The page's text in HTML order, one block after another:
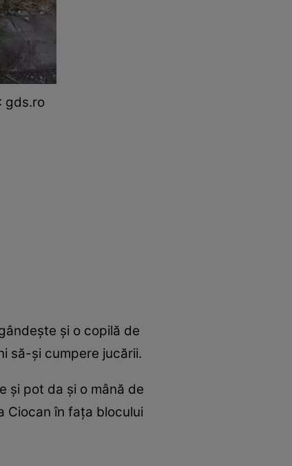
gds.ro
și o copilă de
să-și cumpere jucării.
și pot da și o mână de
Ciocan în fața blocului